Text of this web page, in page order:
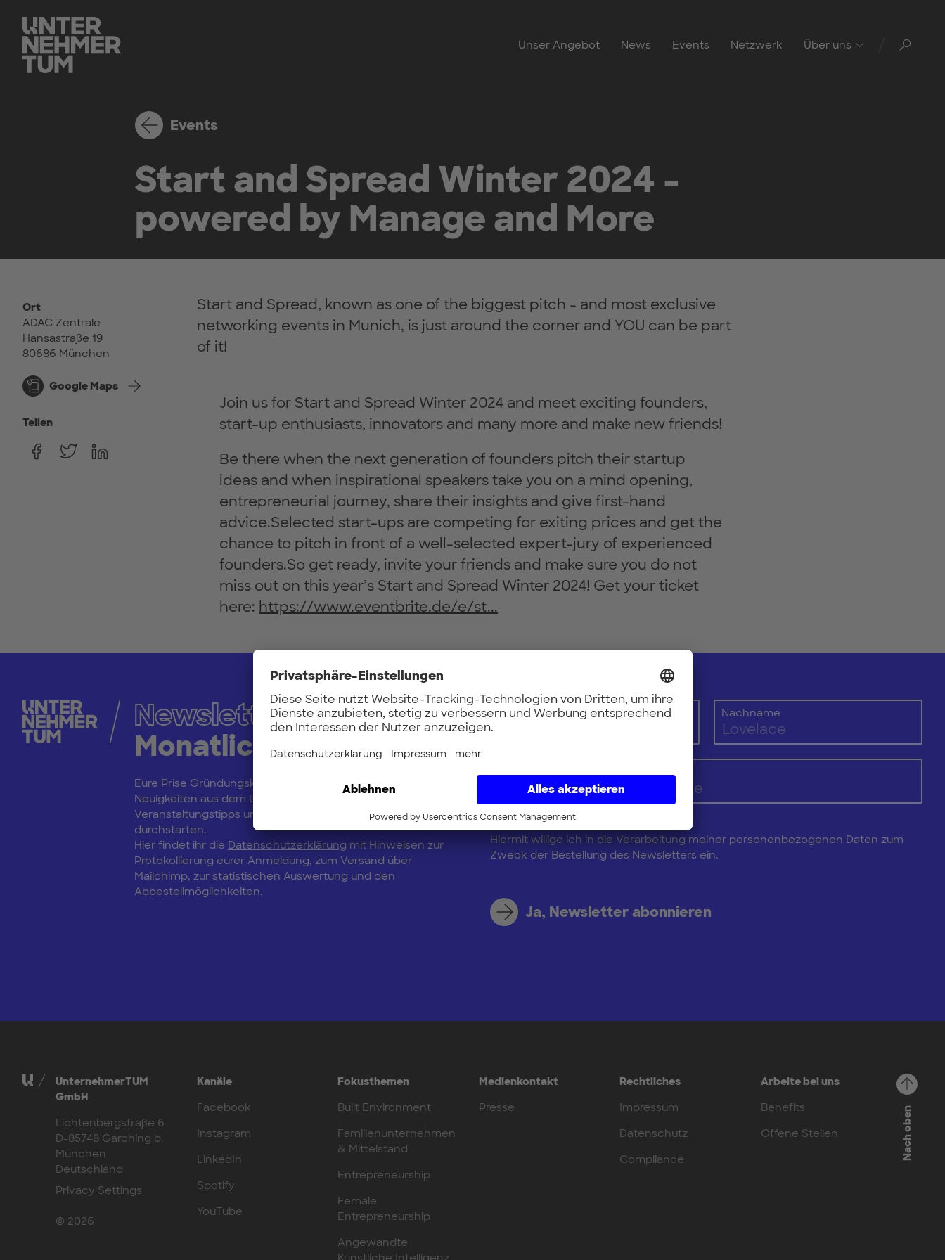
Unser Angebot News Events Netzwerk Über uns
Events
Start and Spread Winter 2024 -
powered by Manage and More
Ort
ADAC Zentrale
Hansastraße 19
80686 München
Google Maps
Teilen
Start and Spread, known as one of the biggest pitch - and most exclusive
networking events in Munich, is just around the corner and YOU can be part
of it!
Join us for Start and Spread Winter 2024 and meet exciting founders,
start-up enthusiasts, innovators and many more and make new friends!
Be there when the next generation of founders pitch their startup
ideas and when inspirational speakers take you on a mind opening,
entrepreneurial journey, share their insights and give first-hand
advice.Selected start-ups are competing for exiting prices and get the
chance to pitch in front of a well-selected expert-jury of experienced
founders.So get ready, invite your friends and make sure you do not
miss out on this year’s Start and Spread Winter 2024! Get your ticket
here: https://www.eventbrite.de/e/st...
Newsletter
Monatliche Updates
Eure Prise Gründungskultur: Bleibt up to date mit
Neuigkeiten aus dem UnternehmerTUM-Netzwerk und
Veranstaltungstipps und erfahrt von Startups, die aktuell
durchstarten.
Hier findet ihr die Datenschutzerklärung mit Hinweisen zur
Protokollierung eurer Anmeldung, zum Versand über
Mailchimp, zur statistischen Auswertung und den
Abbestellmöglichkeiten.
Vorname Nachname
E-Mail
Hiermit willige ich in die Verarbeitung meiner personenbezogenen Daten zum
Zweck der Bestellung des Newsletters ein.
Ja, Newsletter abonnieren
UnternehmerTUM
GmbH
Lichtenbergstraße 6
D-85748 Garching b.
München
Deutschland
Privacy Settings
© 2026
Kanäle
Facebook
Instagram
LinkedIn
Spotify
YouTube
Fokusthemen
Built Environment
Familienunternehmen
& Mittelstand
Entrepreneurship
Female
Entrepreneurship
Angewandte
Medienkontakt
Presse
Rechtliches
Impressum
Datenschutz
Compliance
Arbeite bei uns
Benefits
Offene Stellen
Nach oben